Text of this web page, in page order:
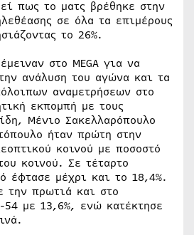
πως το ματς βρέθηκε στην
σε όλα τα επιμέρους
το 26%.
στο MEGA για να
ανάλυση του αγώνα και τα
αναμετρήσεων στο
εκπομπή με τους
Μένιο Σακελλαρόπουλο
ήταν πρώτη στην
κοινού με ποσοστό
κοινού. Σε τέταρτο
έφτασε μέχρι και το 18,4%.
την πρωτιά και στο
54 με 13,6%, ενώ κατέκτησε